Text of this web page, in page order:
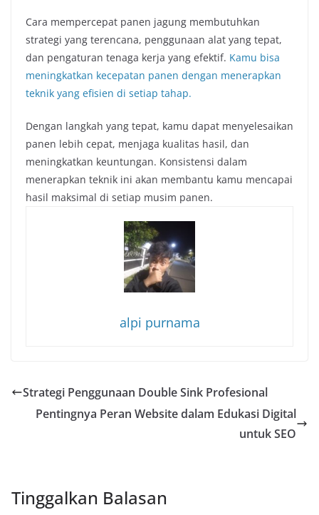
Cara mempercepat panen jagung membutuhkan
strategi yang terencana, penggunaan alat yang tepat,
dan pengaturan tenaga kerja yang efektif. Kamu bisa
meningkatkan kecepatan panen dengan menerapkan
teknik yang efisien di setiap tahap.
Dengan langkah yang tepat, kamu dapat menyelesaikan
panen lebih cepat, menjaga kualitas hasil, dan
meningkatkan keuntungan. Konsistensi dalam
menerapkan teknik ini akan membantu kamu mencapai
hasil maksimal di setiap musim panen.
alpi purnama
Strategi Penggunaan Double Sink Profesional
Pentingnya Peran Website dalam Edukasi Digital
untuk SEO
Tinggalkan Balasan